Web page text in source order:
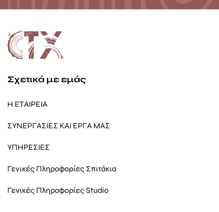
Σχετικά με εμάς
Η ΕΤΑΙΡΕΙΑ
ΣΥΝΕΡΓΑΣΙΕΣ ΚΑΙ ΕΡΓΑ ΜΑΣ
ΥΠΗΡΕΣΙΕΣ
Γενικές Πληροφορίες Σπιτάκια
Γενικές Πληροφορίες Studio